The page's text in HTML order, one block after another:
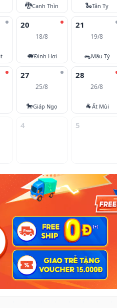
🐉Canh Thìn 🐍Tân Tỵ
20
18/8
🐖Đinh Hợi
21
19/8
🐀Mậu Tý
27
25/8
🐎Giáp Ngọ
28
26/8
🐐Ất Mùi
4 5